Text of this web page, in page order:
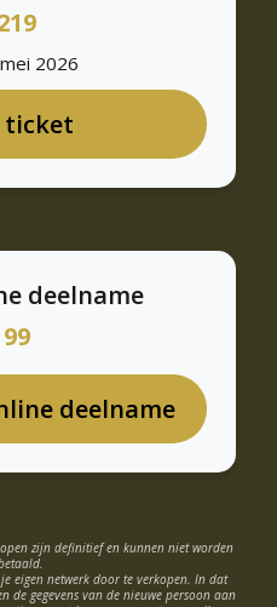
2026
ticket
deelname
deelname
zijn definitief en kunnen niet worden
eigen netwerk door te verkopen. In dat
de gegevens van de nieuwe persoon aan